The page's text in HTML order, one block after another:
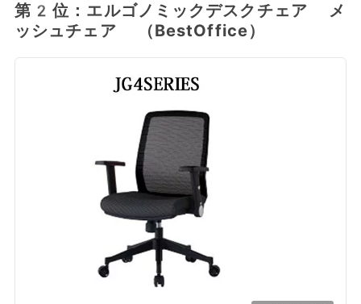
第2位：エルゴノミックデスクチェア メ
ッシュチェア （BestOffice）